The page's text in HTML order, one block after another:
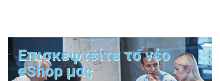
Επισκεφτείτε το νέο
eShop μας